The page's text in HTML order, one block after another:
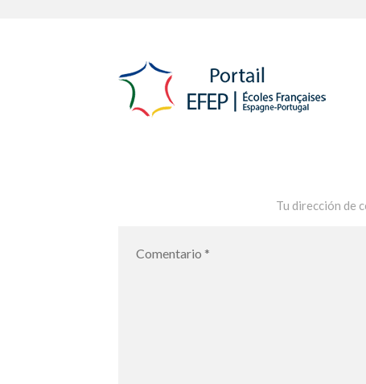
Tu dirección de